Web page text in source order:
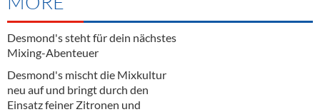
Kontakt
Gastronomie
Großhandel
"DroughtMaster"
Neuigkeiten
Termine
Sirup
Spirituosen
Bier
Kommisionskauf & Lieferbedingungen
Fremddienstleistungen
Desmond's steht für dein nächstes
Mixing-Abenteuer
Desmond's mischt die Mixkultur
neu auf und bringt durch den
Einsatz feiner Zitronen und